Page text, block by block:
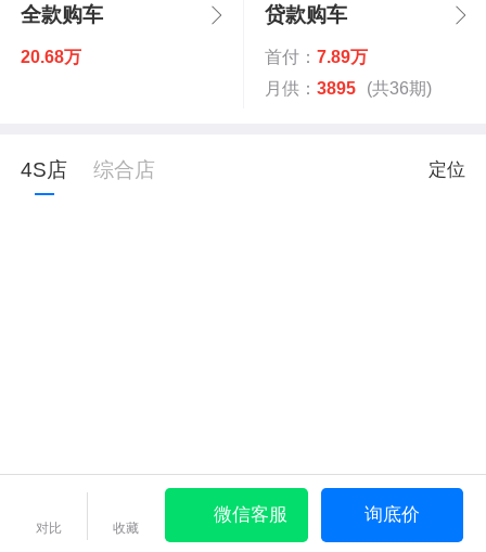
全款购车
20.68万
贷款购车
首付： 7.89万
月供： 3895 (共36期)
4S店 综合店 定位
对比 收藏
微信客服 询底价